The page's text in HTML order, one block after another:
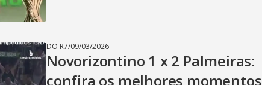
DO R7/09/03/2026
Novorizontino 1 x 2 Palmeiras:
confira os melhores momentos